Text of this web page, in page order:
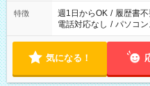
特徴 週1日からOK / 履歴書
電話対応なし / パソコ
気になる！